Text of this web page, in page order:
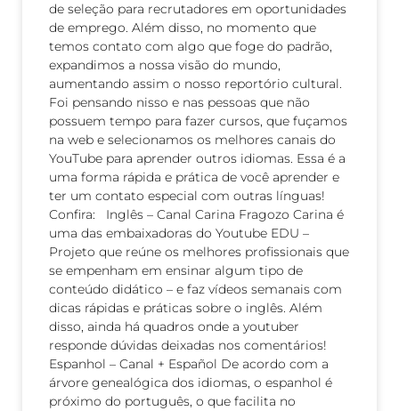
de seleção para recrutadores em oportunidades
de emprego. Além disso, no momento que
temos contato com algo que foge do padrão,
expandimos a nossa visão do mundo,
aumentando assim o nosso reportório cultural.
Foi pensando nisso e nas pessoas que não
possuem tempo para fazer cursos, que fuçamos
na web e selecionamos os melhores canais do
YouTube para aprender outros idiomas. Essa é a
uma forma rápida e prática de você aprender e
ter um contato especial com outras línguas!
Confira: Inglês – Canal Carina Fragozo Carina é
uma das embaixadoras do Youtube EDU –
Projeto que reúne os melhores profissionais que
se empenham em ensinar algum tipo de
conteúdo didático – e faz vídeos semanais com
dicas rápidas e práticas sobre o inglês. Além
disso, ainda há quadros onde a youtuber
responde dúvidas deixadas nos comentários!
Espanhol – Canal + Español De acordo com a
árvore genealógica dos idiomas, o espanhol é
próximo do português, o que facilita no